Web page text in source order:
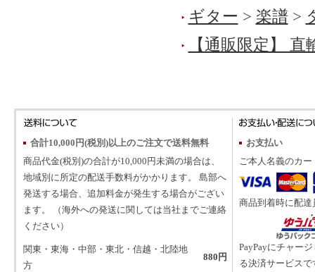
ギター > 楽譜>
【通販限定】 直
合計10,000円(税別)以上のご注文で送料無料
商品代金(税別)の合計が10,000円未満の場合は、
地域別に所定の配送手数料がかかります。 島部へ
発送する場合、追加料金が発生する場合がござい
ます。 （海外への発送に関しては当社までご連絡
ください）
関東・東海・中部・東北・信越・北陸地
方
880円
お支払い
ご本人名義のカ
商品到着時に配
PayPayにチャー
る決済サービスで